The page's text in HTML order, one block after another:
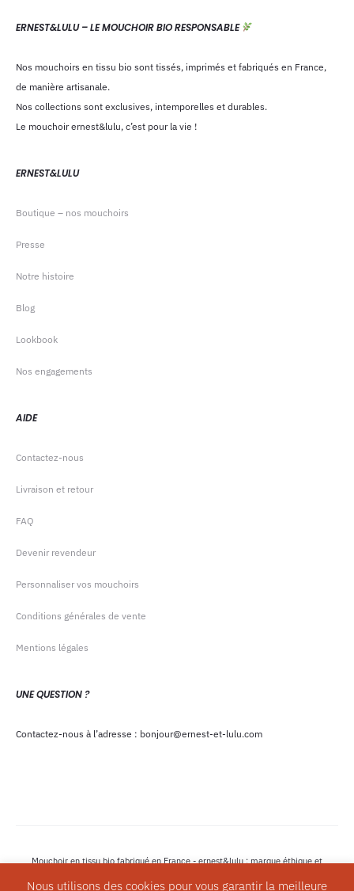
ERNEST&LULU – LE MOUCHOIR BIO RESPONSABLE
Nos mouchoirs en tissu bio sont tissés, imprimés et fabriqués en France,
de manière artisanale.
Nos collections sont exclusives, intemporelles et durables.
Le mouchoir ernest&lulu, c’est pour la vie !
ERNEST&LULU
Boutique – nos mouchoirs
Presse
Notre histoire
Blog
Lookbook
Nos engagements
AIDE
Contactez-nous
Livraison et retour
FAQ
Devenir revendeur
Personnaliser vos mouchoirs
Conditions générales de vente
Mentions légales
UNE QUESTION ?
Contactez-nous à l’adresse : bonjour@ernest-et-lulu.com
Mouchoir en tissu bio fabriqué en France - ernest&lulu : marque éthique et
Nous utilisons des cookies pour vous garantir la meilleure